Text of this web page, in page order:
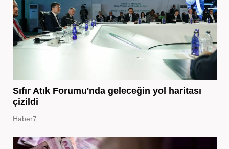
Sıfır Atık Forumu'nda geleceğin yol haritası
çizildi
Haber7